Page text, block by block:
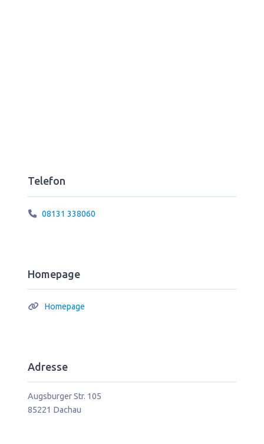
Telefon
08131 338060
Homepage
Homepage
Adresse
Augsburger Str. 105
85221 Dachau